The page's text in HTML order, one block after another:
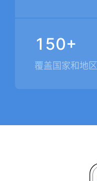
150+
覆盖国家和地区